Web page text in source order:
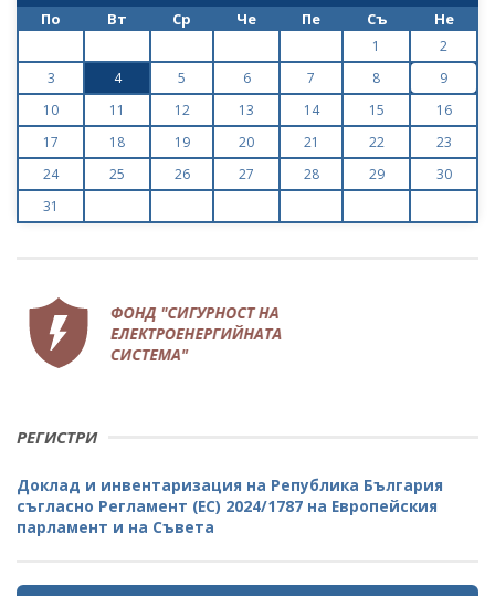
По Вт Ср Че Пе Съ Не
1
2
3
4 5 6 7 8
9
10
11 12 13 14 15
16
17
18 19 20 21 22
23
24
25 26 27 28 29
30
31
РЕГИСТРИ
Доклад и инвентаризация на Република България
съгласно Регламент (ЕС) 2024/1787 на Европейския
парламент и на Съвета